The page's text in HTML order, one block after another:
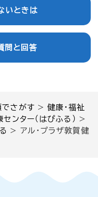
でさがす >健康・福祉
センター（はぴふる）
>
> アル・プラザ敦賀健
いときは
問と回答